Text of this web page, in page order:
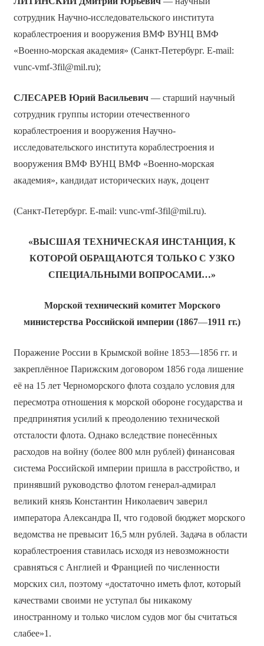
сотрудник Научно-исследовательского института
кораблестроения и вооружения ВМФ ВУНЦ ВМФ
«Военно-морская академия» (Санкт-Петербург. E-mail:
vunc-vmf-3fil@mil.ru);
СЛЕСАРЕВ Юрий Васильевич— старший научный
сотрудник группы истории отечественного
кораблестроения и вооружения Научно-
исследовательского института кораблестроения и
вооружения ВМФ ВУНЦ ВМФ «Военно-морская
академия», кандидат исторических наук, доцент
(Санкт-Петербург. E-mail: vunc-vmf-3fil@mil.ru).
«ВЫСШАЯ ТЕХНИЧЕСКАЯ ИНСТАНЦИЯ, К
КОТОРОЙ ОБРАЩАЮТСЯ ТОЛЬКО С УЗКО
СПЕЦИАЛЬНЫМИ ВОПРОСАМИ…»
Морской технический комитет Морского
министерства Российской империи (1867—1911 гг.)
Поражение России в Крымской войне 1853—1856 гг. и
закреплённое Парижским договором 1856 года лишение
её на 15 лет Черноморского флота создало условия для
пересмотра отношения к морской обороне государства и
предпринятия усилий к преодолению технической
отсталости флота. Однако вследствие понесённых
расходов на войну (более 800 млн рублей) финансовая
система Российской империи пришла в расстройство, и
принявший руководство флотом генерал-адмирал
великий князь Константин Николаевич заверил
императора Александра II, что годовой бюджет морского
ведомства не превысит 16,5 млн рублей. Задача в области
кораблестроения ставилась исходя из невозможности
сравняться с Англией и Францией по численности
морских сил, поэтому «достаточно иметь флот, который
качествами своими не уступал бы никакому
иностранному и только числом судов мог бы считаться
слабее»1.